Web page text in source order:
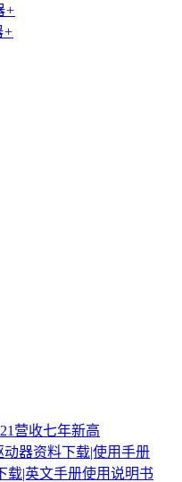
+
+
营收七年新高
动器资料下载|使用手册
载|英文手册使用说明书